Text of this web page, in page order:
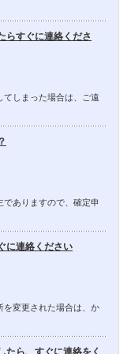
らすぐに連絡くださ
しまった場合は、ご遠
ありますので、確定申
に連絡ください
を変更された場合は、か
たら、すぐに連絡をく